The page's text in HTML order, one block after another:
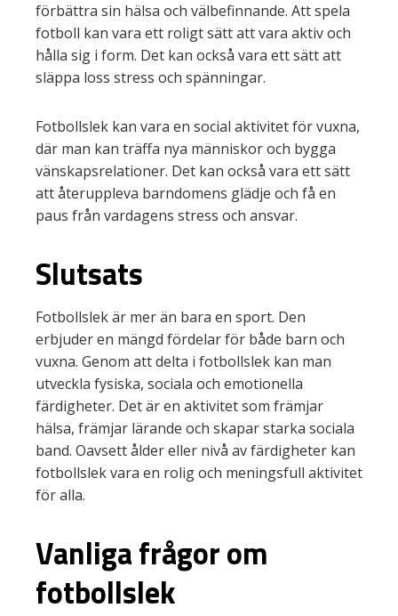
förbättra sin hälsa och välbefinnande. Att spela
fotboll kan vara ett roligt sätt att vara aktiv och
hålla sig i form. Det kan också vara ett sätt att
släppa loss stress och spänningar.
Fotbollslek kan vara en social aktivitet för vuxna,
där man kan träffa nya människor och bygga
vänskapsrelationer. Det kan också vara ett sätt
att återuppleva barndomens glädje och få en
paus från vardagens stress och ansvar.
Slutsats
Fotbollslek är mer än bara en sport. Den
erbjuder en mängd fördelar för både barn och
vuxna. Genom att delta i fotbollslek kan man
utveckla fysiska, sociala och emotionella
färdigheter. Det är en aktivitet som främjar
hälsa, främjar lärande och skapar starka sociala
band. Oavsett ålder eller nivå av färdigheter kan
fotbollslek vara en rolig och meningsfull aktivitet
för alla.
Vanliga frågor om
fotbollslek